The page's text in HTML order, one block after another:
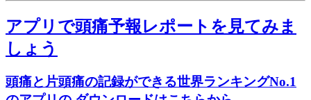
アプリで頭痛予報レポートを見てみま
しょう
頭痛と片頭痛の記録ができる世界ランキングNo.1